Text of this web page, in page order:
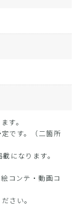
す。
です。（二箇所
になります。
コンテ・動画コ
さい。